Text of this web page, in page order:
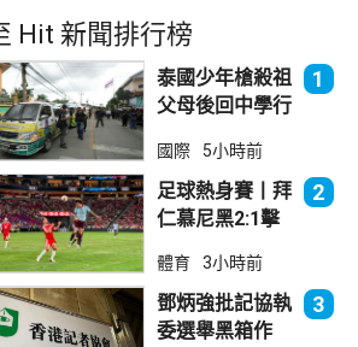
Hit 新聞排行榜
泰國少年槍殺祖
父母後回中學行
死23傷
1
國際 5小時前
足球熱身賽丨拜
仁慕尼黑2:1擊
2
體育 3小時前
鄧炳強批記協執
委選舉黑箱作
3